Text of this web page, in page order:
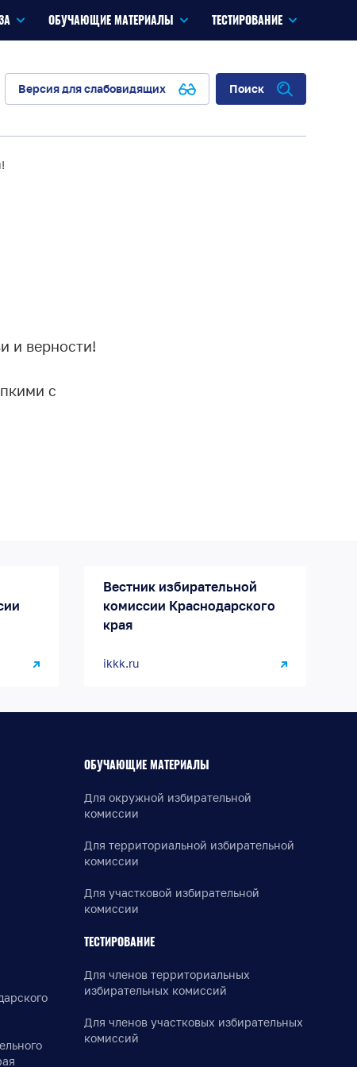
ОБУЧАЮЩИЕ МАТЕРИАЛЫ ТЕСТИРОВАНИЕ
Версия для слабовидящих Поиск
и верности!
с
Вестник избирательной
комиссии Краснодарского
края
ikkk.ru
ОБУЧАЮЩИЕ МАТЕРИАЛЫ
Для окружной избирательной
комиссии
Для территориальной избирательной
комиссии
Для участковой избирательной
комиссии
ТЕСТИРОВАНИЕ
Для членов территориальных
избирательных комиссий
Для членов участковых избирательных
комиссий